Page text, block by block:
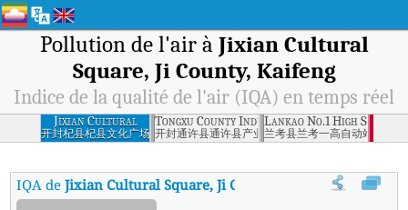
Pollution de l'air à Jixian Cultural
Square, Ji County, Kaifeng
Indice de la qualité de l'air (IQA) en temps réel
Jixian Cultural
Square, Ji County,
Kaifeng
开封杞县杞县文化广场
Tongxu County Industrial Zone, Tongxu
开封通许县通许县产业区
Lankao No.1 High School,
兰考县兰考一高自动站
IQA deJixian Cultural Square, Ji County, Kaifeng:Indice de la